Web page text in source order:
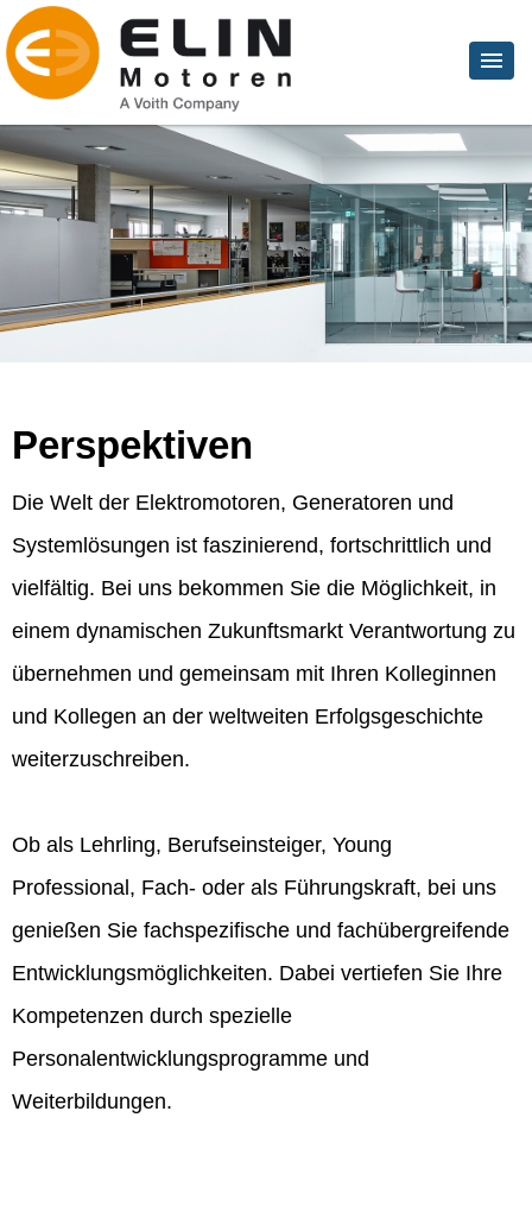
Perspektiven
Die Welt der Elektromotoren, Generatoren und
Systemlösungen ist faszinierend, fortschrittlich und
vielfältig. Bei uns bekommen Sie die Möglichkeit, in
einem dynamischen Zukunftsmarkt Verantwortung zu
übernehmen und gemeinsam mit Ihren Kolleginnen
und Kollegen an der weltweiten Erfolgsgeschichte
weiterzuschreiben.
Ob als Lehrling, Berufseinsteiger, Young
Professional, Fach- oder als Führungskraft, bei uns
genießen Sie fachspezifische und fachübergreifende
Entwicklungsmöglichkeiten. Dabei vertiefen Sie Ihre
Kompetenzen durch spezielle
Personalentwicklungsprogramme und
Weiterbildungen.